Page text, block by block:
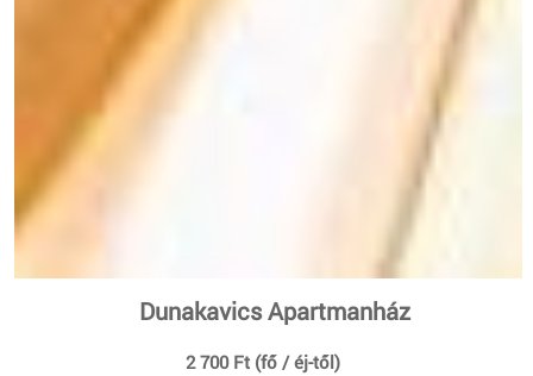
Dunakavics Apartmanház
2 700 Ft (fő / éj-től)